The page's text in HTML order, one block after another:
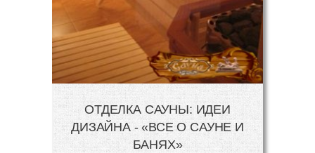
ОТДЕЛКА САУНЫ: ИДЕИ
ДИЗАЙНА - «ВСЕ О САУНЕ И
БАНЯХ»